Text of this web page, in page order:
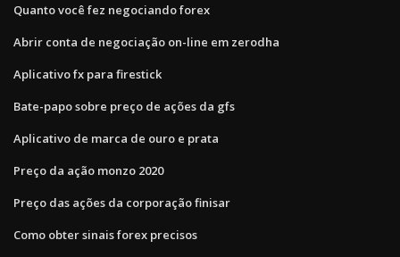
Quanto você fez negociando forex
Abrir conta de negociação on-line em zerodha
Aplicativo fx para firestick
Bate-papo sobre preço de ações da gfs
Aplicativo de marca de ouro e prata
Preço da ação monzo 2020
Preço das ações da corporação finisar
Como obter sinais forex precisos